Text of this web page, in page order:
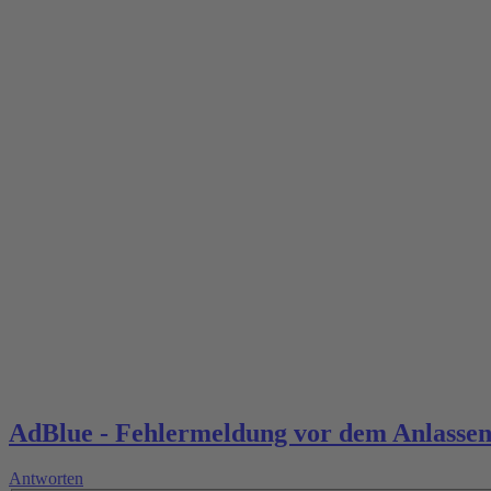
AdBlue - Fehlermeldung vor dem Anlassen
Antworten